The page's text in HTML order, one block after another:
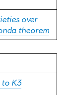
over
theorem
K3